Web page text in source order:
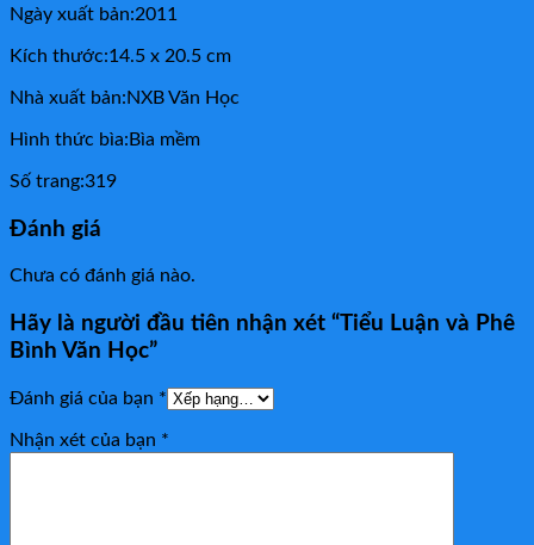
Ngày xuất bản:2011
Kích thước:14.5 x 20.5 cm
Nhà xuất bản:NXB Văn Học
Hình thức bìa:Bìa mềm
Số trang:319
Đánh giá
Chưa có đánh giá nào.
Hãy là người đầu tiên nhận xét “Tiểu Luận và Phê
Bình Văn Học”
Đánh giá của bạn *
Nhận xét của bạn *